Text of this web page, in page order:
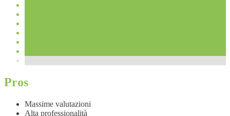
Pros
Massime valutazioni
Alta professionalità